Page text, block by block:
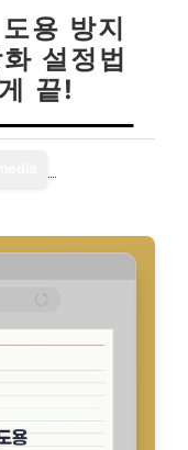
용 방지
설정법
끝!